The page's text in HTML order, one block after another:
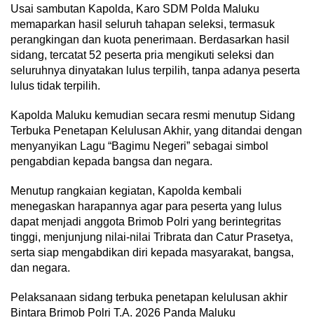
Usai sambutan Kapolda, Karo SDM Polda Maluku
memaparkan hasil seluruh tahapan seleksi, termasuk
perangkingan dan kuota penerimaan. Berdasarkan hasil
sidang, tercatat 52 peserta pria mengikuti seleksi dan
seluruhnya dinyatakan lulus terpilih, tanpa adanya peserta
lulus tidak terpilih.
Kapolda Maluku kemudian secara resmi menutup Sidang
Terbuka Penetapan Kelulusan Akhir, yang ditandai dengan
menyanyikan Lagu “Bagimu Negeri” sebagai simbol
pengabdian kepada bangsa dan negara.
Menutup rangkaian kegiatan, Kapolda kembali
menegaskan harapannya agar para peserta yang lulus
dapat menjadi anggota Brimob Polri yang berintegritas
tinggi, menjunjung nilai-nilai Tribrata dan Catur Prasetya,
serta siap mengabdikan diri kepada masyarakat, bangsa,
dan negara.
Pelaksanaan sidang terbuka penetapan kelulusan akhir
Bintara Brimob Polri T.A. 2026 Panda Maluku